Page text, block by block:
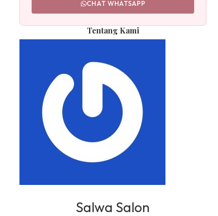
CHAT WHATSAPP
Tentang Kami
Salwa Salon